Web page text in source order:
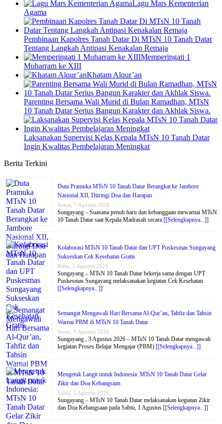
Lagu Mars Kementerian
Agama
Pembinaan Kapolres Tanah Datar Di MTsN 10 Tanah Datar
Tentang Langkah Antipasi Kenakalan Remaja
Memperingati 1
Muharram ke XIII
Khatam Alqur’an
Parenting Bersama Wali Murid di Bulan Ramadhan, MTsN
10 Tanah Datar Serius Bangun Karakter dan Akhlak Siswa.
Laksanakan Supervisi Kelas Kepala MTsN 10 Tanah Datar
Ingin Kwalitas Pembelajaran Meningkat
Berita Terkini
Duta Pramuka MTsN 10 Tanah Datar Berangkat ke Jambore
Nasional XII, Diiringi Doa dan Harapan
Jumat, 7 Agustus 2026
Sungayang – Suasana penuh haru dan kebanggaan mewarnai MTsN
10 Tanah Datar saat Kepala Madrasah secara [[Selengkapnya...]]
Kolaborasi MTsN 10 Tanah Datar dan UPT Puskesmas Sungayang
Sukseskan Cek Kesehatan Gratis
Rabu, 5 Agustus 2026
Sungayang – MTsN 10 Tanah Datar bekerja sama dengan UPT
Puskesmas Sungayang melaksanakan kegiatan Cek Kesehatan
[[Selengkapnya...]]
Semangat Mengawali Hari Bersama Al-Qur’an, Tahfiz dan Tahsin
Warnai PBM di MTsN 10 Tanah Datar
Senin, 3 Agustus 2026
Sungayang , 3 Agustus 2026 – MTsN 10 Tanah Datar mengawali
kegiatan Proses Belajar Mengajar (PBM) [[Selengkapnya...]]
Mengetuk Langit untuk Indonesia: MTsN 10 Tanah Datar Gelar
Zikir dan Doa Kebangsaan
Sabtu, 1 Agustus 2026
Sungayang – MTsN 10 Tanah Datar melaksanakan kegiatan Zikir
dan Doa Kebangsaan pada Sabtu, 1 Agustus [[Selengkapnya...]]